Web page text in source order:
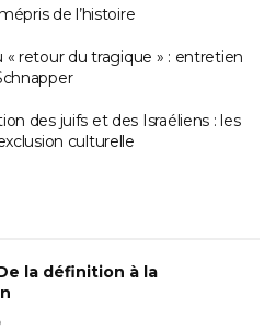
de l’histoire
« retour du tragique » : entretien
des juifs et des Israéliens : les
culturelle
la définition à la